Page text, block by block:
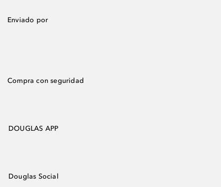
Enviado por
Compra con seguridad
DOUGLAS APP
Douglas Social